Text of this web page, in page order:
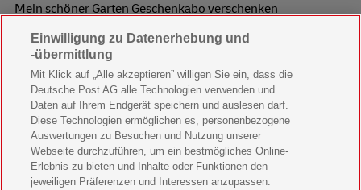
Mein schöner Garten Geschenkabo verschenken
Wohnen & Garten Geschenkabo verschenken
Mein schönes Land Geschenkabo verschenken
Bild der Frau Geschenkabo verschenken
11 Freunde Geschenkabo verschenken
LEGO Ninjago Magazin Geschenkabo verschenken
Einwilligung zu Datenerhebung und
-übermittlung
Mit Klick auf „Alle akzeptieren” willigen Sie ein, dass die
Deutsche Post AG alle Technologien verwenden und
Daten auf Ihrem Endgerät speichern und auslesen darf.
Diese Technologien ermöglichen es, personenbezogene
Auswertungen zu Besuchen und Nutzung unserer
Webseite durchzuführen, um ein bestmögliches Online-
Erlebnis zu bieten und Inhalte oder Funktionen den
jeweiligen Präferenzen und Interessen anzupassen.